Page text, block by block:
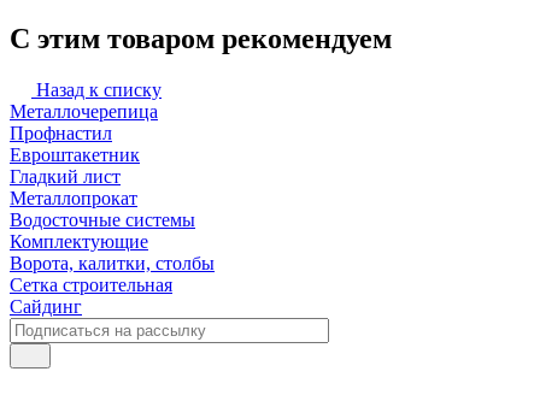
С этим товаром рекомендуем
Назад к списку
Металлочерепица
Профнастил
Евроштакетник
Гладкий лист
Металлопрокат
Водосточные системы
Комплектующие
Ворота, калитки, столбы
Сетка строительная
Сайдинг